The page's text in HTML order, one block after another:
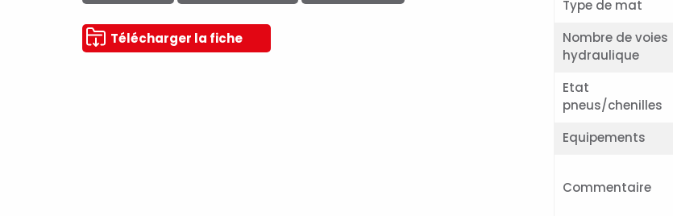
Télécharger la fiche
Type de mat
Nombre de voies
hydraulique
Etat
pneus/chenilles
Equipements
Commentaire